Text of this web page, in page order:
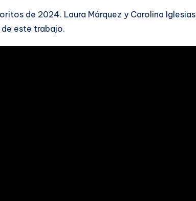
de 2024. Laura Márquez y Carolina Iglesias
este trabajo.